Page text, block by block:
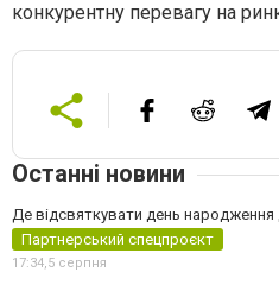
конкурентну перевагу на
Останні новини
Де відсвяткувати день народження
Партнерський спецпроєкт
17:34,5 серпня